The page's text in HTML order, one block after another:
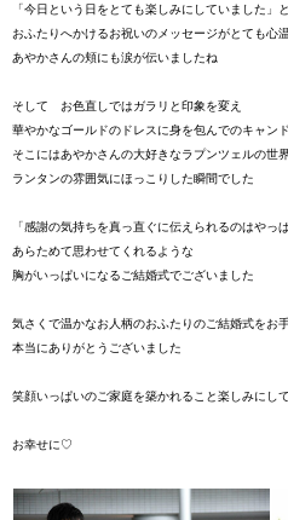
「今日という日をとても楽しみにしていました」
おふたりへかけるお祝いのメッセージがとても心
あやかさんの頬にも涙が伝いましたね
そして お色直しではガラリと印象を変え
華やかなゴールドのドレスに身を包んでのキャン
そこにはあやかさんの大好きなラプンツェルの世
ランタンの雰囲気にほっこりした瞬間でした
「感謝の気持ちを真っ直ぐに伝えられるのはやっ
あらためて思わせてくれるような
胸がいっぱいになるご結婚式でございました
気さくで温かなお人柄のおふたりのご結婚式をお
本当にありがとうございました
笑顔いっぱいのご家庭を築かれること楽しみにし
お幸せに♡